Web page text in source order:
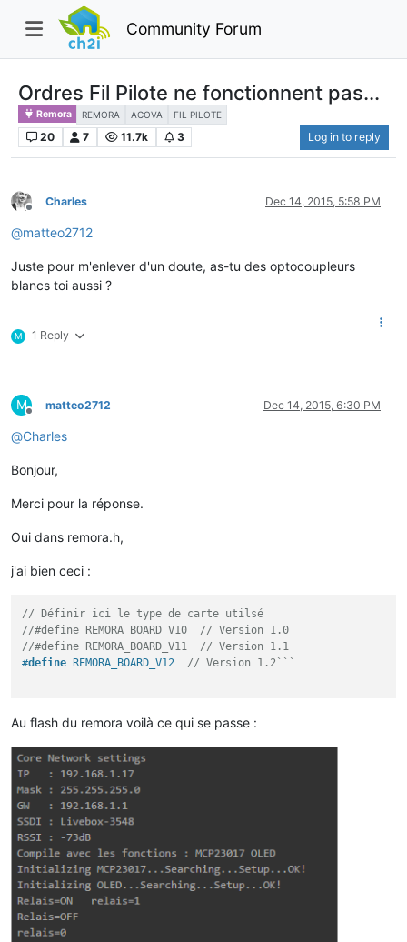
Community Forum
Ordres Fil Pilote ne fonctionnent pas...
Remora REMORA ACOVA FIL PILOTE
20 7 11.7k 3 Log in to reply
Offline
Charles Dec 14, 2015, 5:58 PM
@matteo2712
Juste pour m'enlever d'un doute, as-tu des optocoupleurs
blancs toi aussi ?
M 1 Reply
M
Offline
matteo2712 Dec 14, 2015, 6:30 PM
@Charles
Bonjour,
Merci pour la réponse.
Oui dans remora.h,
j'ai bien ceci :
// Définir ici le type de carte utilsé
//#define REMORA_BOARD_V10  // Version 1.0
//#define REMORA_BOARD_V11  // Version 1.1
#define REMORA_BOARD_V12 // Version 1.2```
Au flash du remora voilà ce qui se passe :